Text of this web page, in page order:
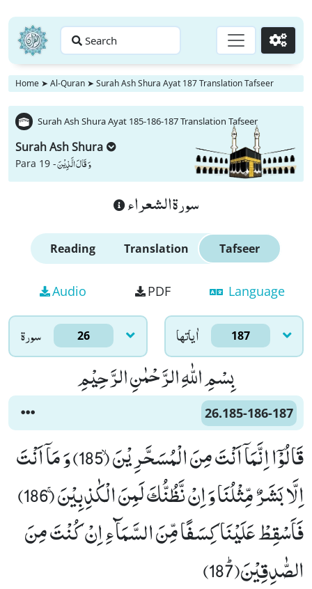
Search Go
Home ➤ Al-Quran ➤ Surah Ash Shura Ayat 187 Translation Tafseer
Surah Ash Shura Ayat 185-186-187 Translation Tafseer
Surah Ash Shura
Para 19 -وَ قَالَ الَّذِیْنَ
سورة الشعراء
Reading Translation Tafseer
Audio PDF Language
سورۃ 26 اٰياتها 187
بِسْمِ اللّٰهِ الرَّحْمٰنِ الرَّحِیْمِ
26.185-186-187
قَالُوْۤا اِنَّمَاۤ اَنْتَ مِنَ الْمُسَحَّرِیْنَۙ (185) وَ مَاۤ اَنْتَ
اِلَّا بَشَرٌ مِّثْلُنَا وَ اِنْ نَّظُنُّكَ لَمِنَ الْكٰذِبِیْنَۚ (186)
فَاَسْقِطْ عَلَیْنَا كِسَفًا مِّنَ السَّمَآءِ اِنْ كُنْتَ مِنَ
الصّٰدِقِیْنَﭤ(187)